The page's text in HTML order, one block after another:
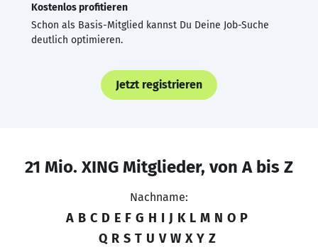
Kostenlos profitieren
Schon als Basis-Mitglied kannst Du Deine Job-Suche
deutlich optimieren.
Jetzt registrieren
21 Mio. XING Mitglieder, von A bis Z
Nachname:
A B C D E F G H I J K L M N O P
Q R S T U V W X Y Z